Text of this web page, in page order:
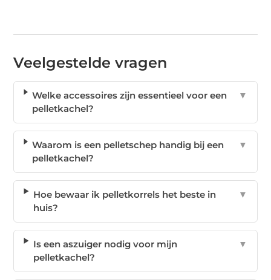
Veelgestelde vragen
Welke accessoires zijn essentieel voor een
pelletkachel?
▼
Waarom is een pelletschep handig bij een
pelletkachel?
▼
Hoe bewaar ik pelletkorrels het beste in
huis?
▼
Is een aszuiger nodig voor mijn
pelletkachel?
▼